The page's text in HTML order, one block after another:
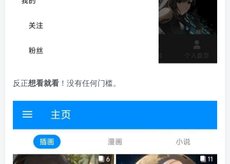
反正想看就看 ！没有任何门槛。